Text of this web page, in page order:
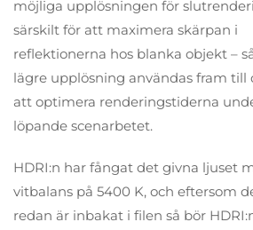
möjliga upplösningen för
särskilt för att maximera skärpan i
reflektionerna hos blanka objekt –
lägre upplösning användas fram till
att optimera renderingstiderna
löpande scenarbetet.
HDRI:n har fångat det givna ljuset
vitbalans på 5400 K, och eftersom
redan är inbakat i filen så bör